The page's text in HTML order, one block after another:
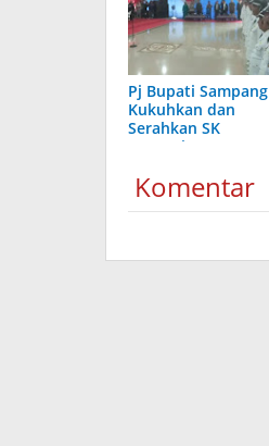
Pj Bupati Sampang
Kukuhkan dan
Serahkan SK
Perpanjangan Masa
Komentar